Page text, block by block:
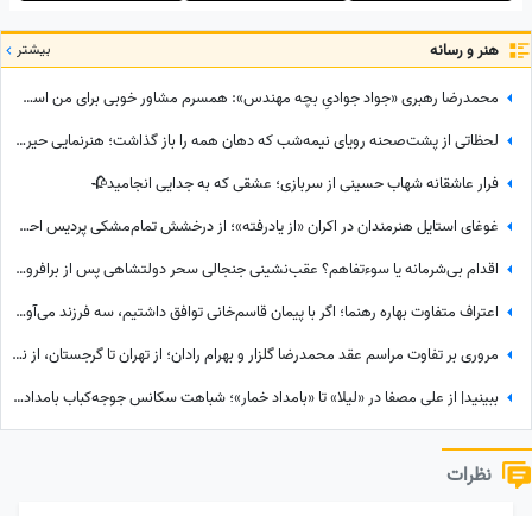
هنر و رسانه بیشتر
محمدرضا رهبری «جواد جوادیِ بچه مهندس»: همسرم مشاور خوبی برای من است، خط قرمز من خانوادمه/عروسی خواهرم دائم استرس داشتم که مبادا فیلم یا عکسی از من گرفته شود و بعدا برای من دردسر ایجاد کند!
لحظاتی از پشت‌صحنه رویای نیمه‌شب که دهان همه را باز گذاشت؛ هنرنمایی حیرت‌انگیز و جانانه روزبه حصاری بدون بدلکار!+ویدیو
فرار عاشقانه شهاب حسینی از سربازی؛ عشقی که به جدایی انجامید🥀
غوغای استایل هنرمندان در اکران «از یادرفته»؛ از درخشش تمام‌مشکی پردیس احمدیه و آزیتا حاجیان تا تیپ اسپورت سینا مهراد و مجید مظفری
اقدام بی‌شرمانه یا سوءتفاهم؟ عقب‌نشینی جنجالی سحر دولتشاهی پس از برافروخته شدن غضب عمومی در پی استوری «اذان»!
اعتراف متفاوت بهاره رهنما؛ اگر با پیمان قاسم‌خانی توافق داشتیم، سه فرزند می‌آوردم/ تصمیم تازه برای ازدواج
مروری بر تفاوت مراسم عقد محمدرضا گلزار و بهرام رادان؛ از تهران تا گرجستان، از نگاه عاشقانه رادان به مینا تا نگاه رو به آسمان گلزار هنگام خطبه عقد + عکس
ببینید| از علی مصفا در «لیلا» تا «بامداد خمار»؛ شباهت سکانس جوجه‌کباب بامداد خمار و لیلا سوژه شد
نظرات